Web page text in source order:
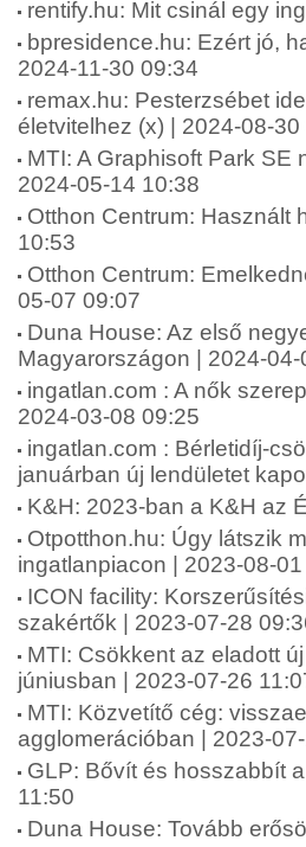
rentify.hu: Mit csinál egy
bpresidence.hu: Ezért jó,
2024-11-30 09:34
remax.hu: Pesterzsébet
életvitelhez (x) | 2024-08-30
MTI: A Graphisoft Park
2024-05-14 10:38
Otthon Centrum: Használt
10:53
Otthon Centrum:
05-07 09:07
Duna House: Az első
Magyarországon | 2024-04-
ingatlan.com : A nők
2024-03-08 09:25
ingatlan.com : Bérletidíj-
januárban új lendületet
K&H: 2023-ban a K&H az
Otpotthon.hu: Úgy látszik
ingatlanpiacon | 2023-08-
ICON facility:
szakértők | 2023-07-28
MTI: Csökkent az eladott
júniusban | 2023-07-26
MTI: Közvetítő cég:
agglomerációban | 2023-
GLP: Bővít és hosszabbít
11:50
Duna House: Tovább